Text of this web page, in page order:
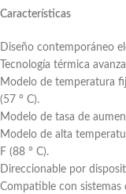
Características
Diseño contemporáneo
Tecnología térmica
Modelo de temperatura
(57 ° C).
Modelo de tasa de
Modelo de alta
F (88 ° C).
Direccionable por
Compatible con sistemas